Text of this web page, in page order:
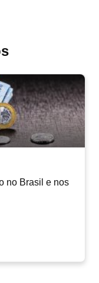
no Brasil e nos